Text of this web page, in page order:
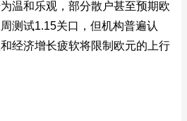
温和乐观，部分散户甚至预期欧
测试1.15关口，但机构普遍认
经济增长疲软将限制欧元的上行